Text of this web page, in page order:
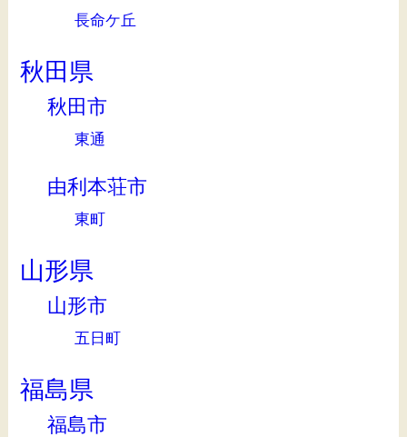
長命ケ丘
秋田県
秋田市
東通
由利本荘市
東町
山形県
山形市
五日町
福島県
福島市